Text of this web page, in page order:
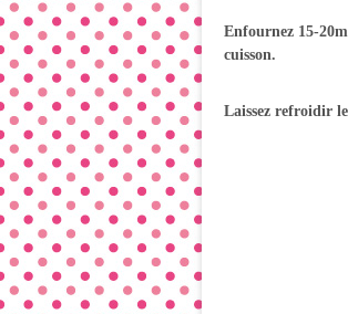
Enfournez 15-
cuisson.
Laissez refroidir